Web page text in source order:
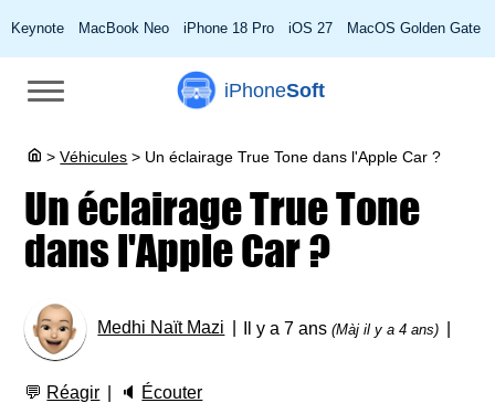
Keynote MacBook Neo iPhone 18 Pro iOS 27 MacOS Golden Gate
iPhoneSoft
> Véhicules > Un éclairage True Tone dans l'Apple Car ?
Un éclairage True Tone
dans l'Apple Car ?
Medhi Naït Mazi Il y a 7 ans(Màj il y a 4 ans)
💬 Réagir 🔈 Écouter